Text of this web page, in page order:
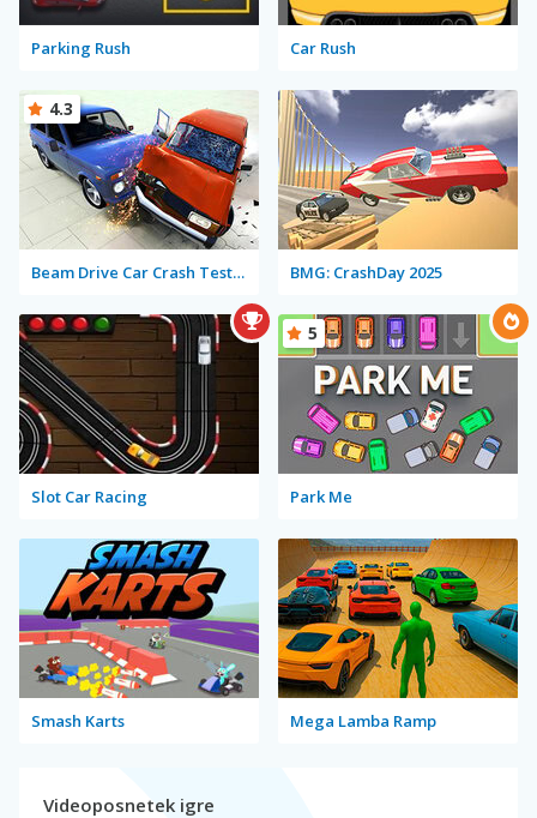
Parking Rush Car Rush
Beam Drive Car Crash Test Simulator
4.3
BMG: CrashDay 2025
Slot Car Racing Park Me
5
Smash Karts Mega Lamba Ramp
Videoposnetek igre